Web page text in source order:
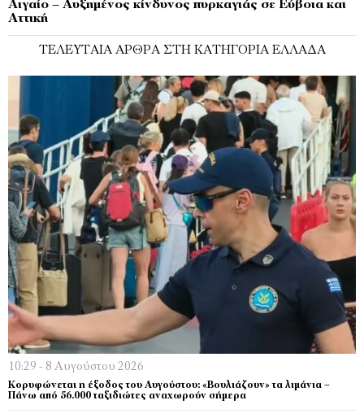
Αιγαίο – Αυξημένος κίνδυνος πυρκαγιάς σε Εύβοια και
Αττική
ΤΕΛΕΥΤΑΊΑ ΆΡΘΡΑ ΣΤΗ ΚΑΤΗΓΟΡΊΑ ΕΛΛΆΔΑ
10:29 - 8 Αυγούστου 2026
Κορυφώνεται η έξοδος του Αυγούστου: «Βουλιάζουν» τα λιμάνια –
Πάνω από 56.000 ταξιδιώτες αναχωρούν σήμερα